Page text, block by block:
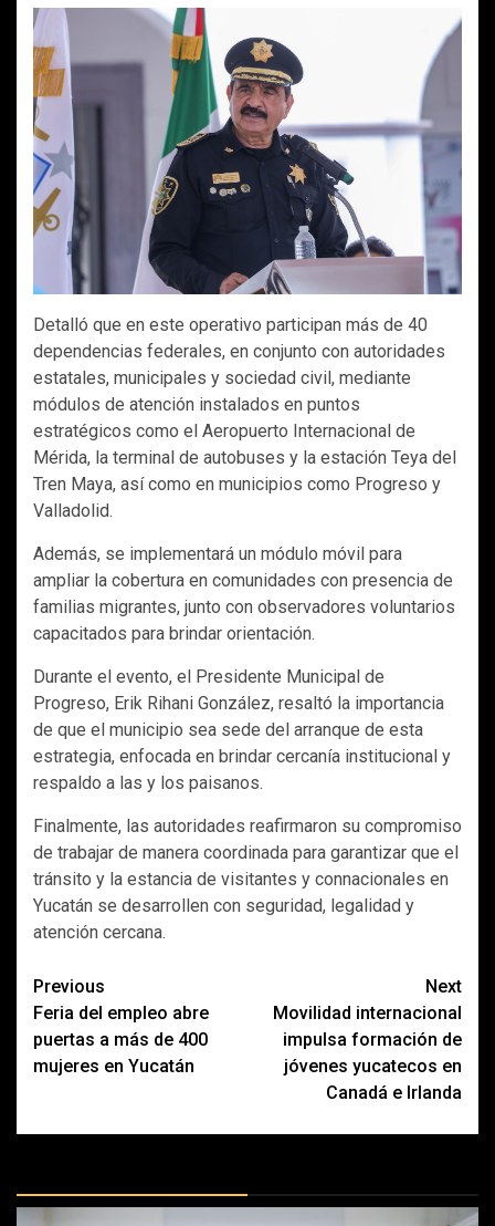
Detalló que en este operativo participan más de 40
dependencias federales, en conjunto con autoridades
estatales, municipales y sociedad civil, mediante
módulos de atención instalados en puntos
estratégicos como el Aeropuerto Internacional de
Mérida, la terminal de autobuses y la estación Teya del
Tren Maya, así como en municipios como Progreso y
Valladolid.
Además, se implementará un módulo móvil para
ampliar la cobertura en comunidades con presencia de
familias migrantes, junto con observadores voluntarios
capacitados para brindar orientación.
Durante el evento, el Presidente Municipal de
Progreso, Erik Rihani González, resaltó la importancia
de que el municipio sea sede del arranque de esta
estrategia, enfocada en brindar cercanía institucional y
respaldo a las y los paisanos.
Finalmente, las autoridades reafirmaron su compromiso
de trabajar de manera coordinada para garantizar que el
tránsito y la estancia de visitantes y connacionales en
Yucatán se desarrollen con seguridad, legalidad y
atención cercana.
Post
navigation
Previous
Feria del empleo abre
puertas a más de 400
mujeres en Yucatán
Next
Movilidad internacional
impulsa formación de
jóvenes yucatecos en
Canadá e Irlanda